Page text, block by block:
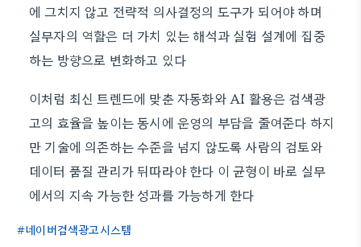
에 그치지 않고 전략적 의사결정의 도구가 되어야 하며
실무자의 역할은 더 가치 있는 해석과 실험 설계에 집중
하는 방향으로 변화하고 있다
이처럼 최신 트렌드에 맞춘 자동화와 AI 활용은 검색광
고의 효율을 높이는 동시에 운영의 부담을 줄여준다 하지
만 기술에 의존하는 수준을 넘지 않도록 사람의 검토와
데이터 품질 관리가 뒤따라야 한다 이 균형이 바로 실무
에서의 지속 가능한 성과를 가능하게 한다
네이버검색광고시스템